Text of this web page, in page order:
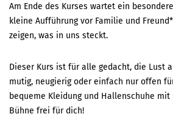
Am Ende des Kurses wartet ein
kleine Aufführung vor Familie und
zeigen, was in uns steckt.
Dieser Kurs ist für alle gedacht, die Lust
mutig, neugierig oder einfach nur offen
bequeme Kleidung und Hallenschuhe
Bühne frei für dich!